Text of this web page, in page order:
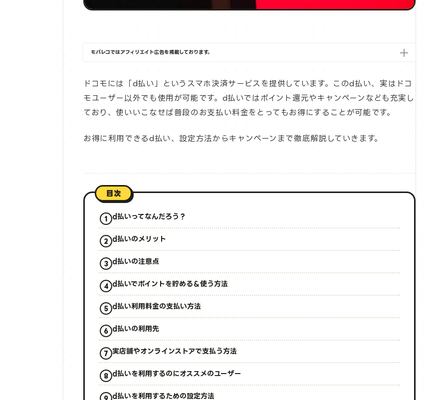
モバレコではアフィリエイト広告を掲載しております。
ドコモには「d払い」というスマホ決済サービスを提供しています。このd払い、実はドコ
モユーザー以外でも使用が可能です。d払いではポイント還元やキャンペーンなども充実し
ており、使いいこなせば普段のお支払い料金をとってもお得にすることが可能です。
お得に利用できるd払い、設定方法からキャンペーンまで徹底解説していきます。
目次
d払いってなんだろう？
d払いのメリット
d払いの注意点
d払いでポイントを貯める＆使う方法
d払い利用料金の支払い方法
d払いの利用先
実店舗やオンラインストアで支払う方法
d払いを利用するのにオススメのユーザー
d払いを利用するための設定方法